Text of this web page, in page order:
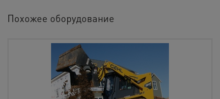
Похожее оборудование